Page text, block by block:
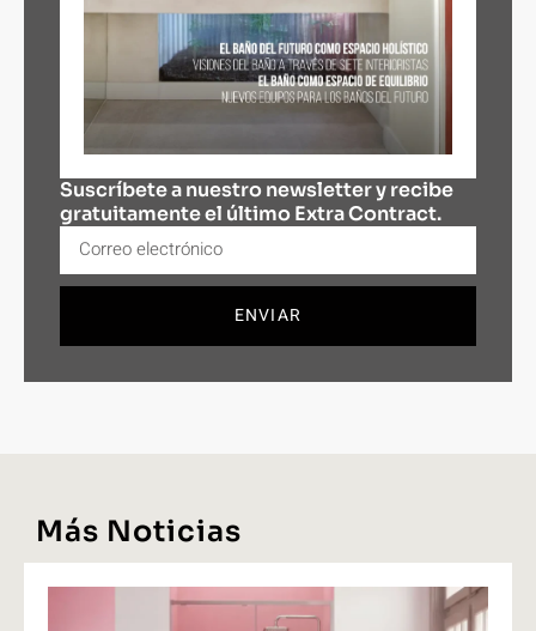
Suscríbete a nuestro newsletter y recibe
gratuitamente el último Extra Contract.
ENVIAR
Más Noticias